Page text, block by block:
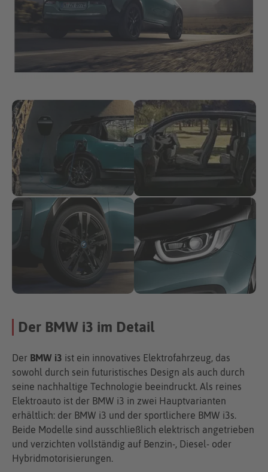
Der BMW i3 im Detail
Der BMW i3 ist ein innovatives Elektrofahrzeug, das
sowohl durch sein futuristisches Design als auch durch
seine nachhaltige Technologie beeindruckt. Als reines
Elektroauto ist der BMW i3 in zwei Hauptvarianten
erhältlich: der BMW i3 und der sportlichere BMW i3s.
Beide Modelle sind ausschließlich elektrisch angetrieben
und verzichten vollständig auf Benzin-, Diesel- oder
Hybridmotorisierungen.